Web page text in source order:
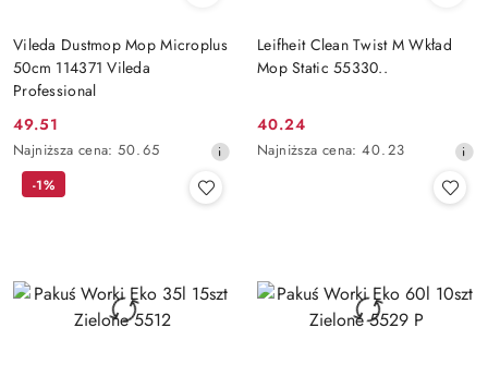
Vileda Dustmop Mop Microplus
50cm 114371 Vileda
Professional
Cena
promocyjna:
49.51
Najniższa
cena
Najniższa cena: 50.65
Leifheit Clean Twist M Wkład
Mop Static 55330..
Cena
promocyjna:
40.24
Najniższa
Najniższa cena: 40.23
-1%